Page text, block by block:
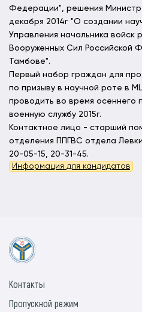
Федерации", решения
декабря 2014г "О создании
Управления начальника войск
Вооруженных Сил Российской
Тамбове".
Первый набор граждан для
по призыву в научной роте в
проводить во время осеннего
военную службу 2015г.
Контактное лицо - старший
отделения ППГВС отдела
20-05-15, 20-31-45.
Информация для кандидатов
Контакты
Пропускной режим